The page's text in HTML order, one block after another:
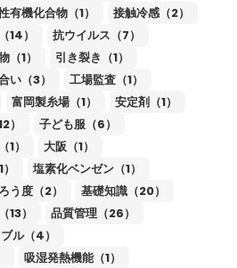
有機化合物（1）
接触冷感（2）
14）
抗ウイルス（7）
（1）
引き裂き（1）
い（3）
工場監査（1）
富岡製糸場（1）
安定剤（1）
）
子ども服（6）
）
大阪（1）
塩素化ベンゼン（1）
う度（2）
基礎知識（20）
13）
品質管理（26）
ル（4）
吸湿発熱機能（1）